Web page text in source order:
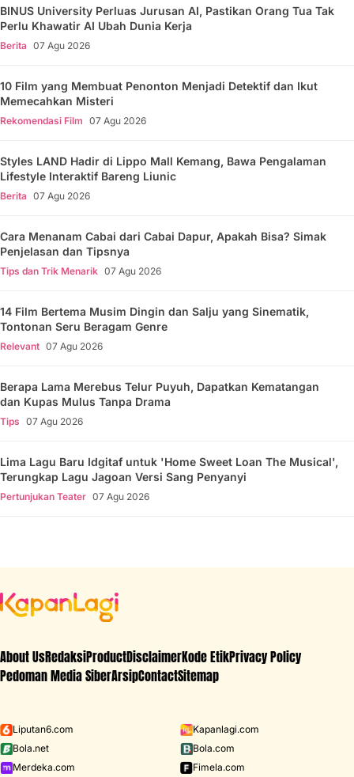
BINUS University Perluas Jurusan AI, Pastikan Orang Tua Tak
Perlu Khawatir AI Ubah Dunia Kerja
Berita 07 Agu 2026
10 Film yang Membuat Penonton Menjadi Detektif dan Ikut
Memecahkan Misteri
Rekomendasi Film 07 Agu 2026
Styles LAND Hadir di Lippo Mall Kemang, Bawa Pengalaman
Lifestyle Interaktif Bareng Liunic
Berita 07 Agu 2026
Cara Menanam Cabai dari Cabai Dapur, Apakah Bisa? Simak
Penjelasan dan Tipsnya
Tips dan Trik Menarik 07 Agu 2026
14 Film Bertema Musim Dingin dan Salju yang Sinematik,
Tontonan Seru Beragam Genre
Relevant 07 Agu 2026
Berapa Lama Merebus Telur Puyuh, Dapatkan Kematangan
dan Kupas Mulus Tanpa Drama
Tips 07 Agu 2026
Lima Lagu Baru Idgitaf untuk 'Home Sweet Loan The Musical',
Terungkap Lagu Jagoan Versi Sang Penyanyi
Pertunjukan Teater 07 Agu 2026
About UsRedaksiProductDisclaimerKode EtikPrivacy Policy
Pedoman Media SiberArsipContactSitemap
Liputan6.com
Kapanlagi.com
Bola.net
Bola.com
Merdeka.com
Fimela.com